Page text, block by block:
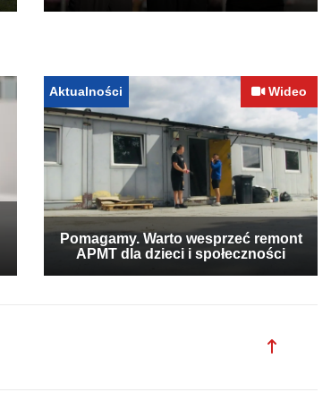
Aktualności Wideo
Pomagamy. Warto wesprzeć remont
APMT dla dzieci i społeczności